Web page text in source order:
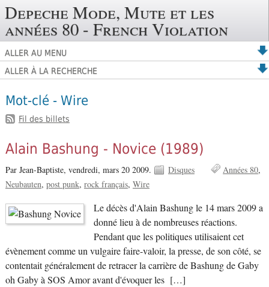
Depeche Mode, Mute et les
années 80 - French Violation
ALLER AU MENU
ALLER À LA RECHERCHE
Mot-clé - Wire
Fil des billets
Alain Bashung - Novice (1989)
Par Jean-Baptiste, vendredi, mars 20 2009. Disques
Années 80
Neubauten post punk rock français Wire
Le décès d'Alain Bashung le 14 mars 2009 a
donné lieu à de nombreuses réactions.
Pendant que les politiques utilisaient cet
évènement comme un vulgaire faire-valoir, la presse, de son côté, se
contentait généralement de retracer la carrière de Bashung de Gaby
oh Gaby à SOS Amor avant d'évoquer les […]